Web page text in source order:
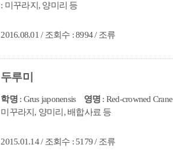
: 미꾸라지, 양미리 등
2016.08.01 / 조회수 : 8994 / 조류
두루미
학명: Grus japonensis 영명 : Red-crowned Crane
미꾸라지, 양미리, 배합사료 등
2015.01.14 / 조회수 : 5179 / 조류